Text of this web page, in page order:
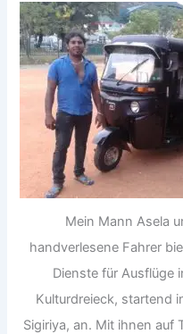
Mein Mann Asela
handverlesene Fahrer
Dienste für Ausflüge
Kulturdreieck, startend
Sigiriya, an. Mit ihnen auf